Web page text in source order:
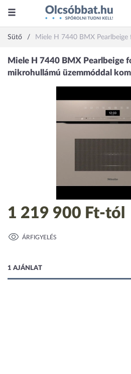
Sütő Miele H 7440 BMX
1 219 900 Ft-tól
ÁRFIGYELÉS
1 AJÁNLAT